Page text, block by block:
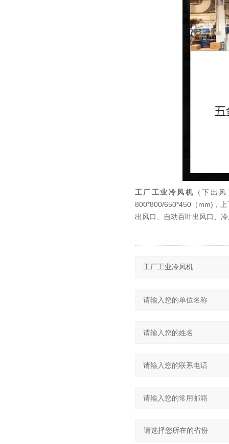
工厂工业冷风机 （下出
800*800/650*450（mm)，
出风口、自动百叶出风口、